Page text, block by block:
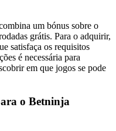
um bónus sobre o
grátis. Para o adquirir,
satisfaça os requisitos
é necessária para
em que jogos se pode
o Betninja